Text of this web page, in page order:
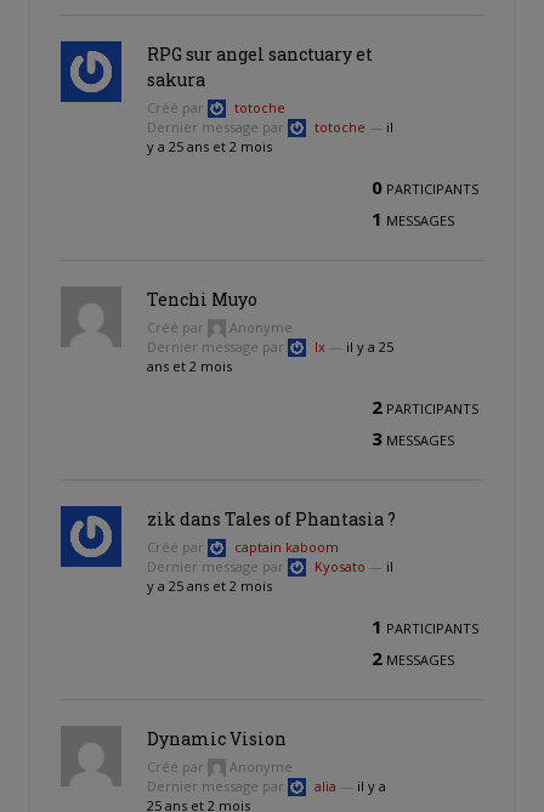
RPG sur angel sanctuary et
sakura
Créé par
totoche
Dernier message par
totoche — il
y a 25 ans et 2 mois
0 PARTICIPANTS
1 MESSAGES
Tenchi Muyo
Créé par
Anonyme
Dernier message par
Ix — il y a 25
ans et 2 mois
2 PARTICIPANTS
3 MESSAGES
zik dans Tales of Phantasia ?
Créé par
captain kaboom
Dernier message par
Kyosato — il
y a 25 ans et 2 mois
1 PARTICIPANTS
2 MESSAGES
Dynamic Vision
Créé par
Anonyme
Dernier message par
alia — il y a
25 ans et 2 mois